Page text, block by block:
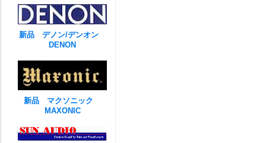
新品 デノン/デンオン
DENON
新品 マクソニック
MAXONIC